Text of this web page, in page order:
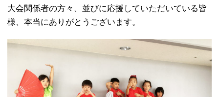
大会関係者の方々、並びに応援していただいている皆
様、本当にありがとうございます。